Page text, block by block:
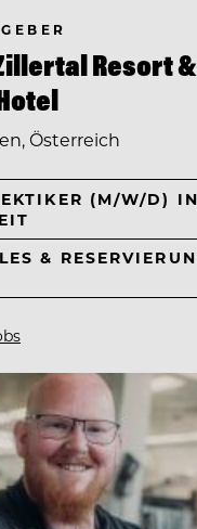
Resort &
Österreich
(M/W/D)
&